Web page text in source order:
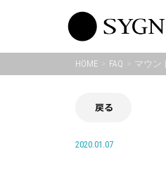
HOME FAQ マウン
戻る
2020.01.07